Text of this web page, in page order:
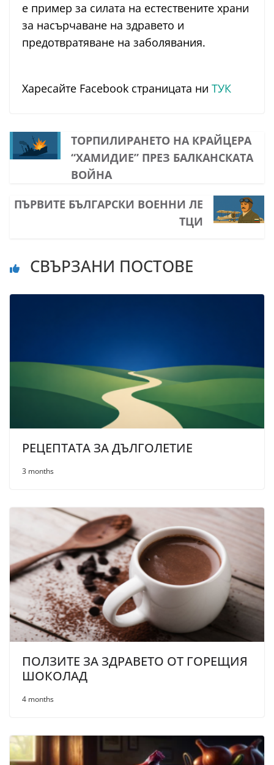
е пример за силата на естествените храни
за насърчаване на здравето и
предотвратяване на заболявания.
Харесайте Facebook страницата ни ТУК
ТОРПИЛИРАНЕТО НА КРАЙЦЕРА
“ХАМИДИЕ” ПРЕЗ БАЛКАНСКАТА
ВОЙНА
ПЪРВИТЕ БЪЛГАРСКИ ВОЕННИ ЛЕ
ТЦИ
СВЪРЗАНИ ПОСТОВЕ
РЕЦЕПТАТА ЗА ДЪЛГОЛЕТИЕ
3 months
ПОЛЗИТЕ ЗА ЗДРАВЕТО ОТ ГОРЕЩИЯ
ШОКОЛАД
4 months